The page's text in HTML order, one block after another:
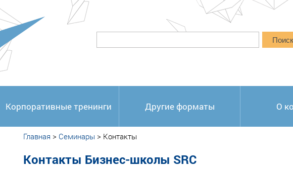
Поиск
Корпоративные тренинги Другие форматы О
Главная > Семинары > Контакты
Контакты Бизнес-школы SRC